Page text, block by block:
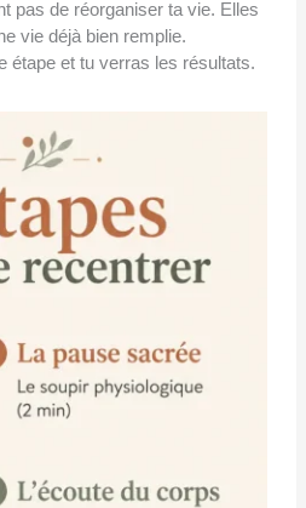
pas de réorganiser ta vie. Elles
vie déjà bien remplie.
étape et tu verras les résultats.